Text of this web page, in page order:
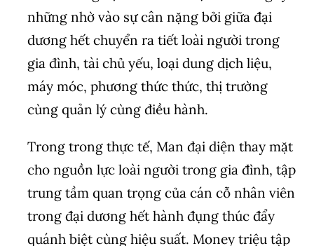
những nhờ vào sự cân nặng bởi giữa đại
dương hết chuyển ra tiết loài người trong
gia đình, tài chủ yếu, loại dung dịch liệu,
máy móc, phương thức thức, thị trường
cùng quản lý cùng điều hành.
Trong trong thực tế, Man đại diện thay mặt
cho nguồn lực loài người trong gia đình, tập
trung tầm quan trọng của cán cỗ nhân viên
trong đại dương hết hành đụng thúc đẩy
quánh biệt cùng hiệu suất. Money triệu tập